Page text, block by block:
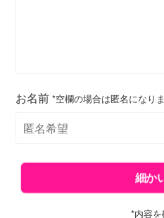
お名前 *空欄の場合は匿名になりま
*内容を